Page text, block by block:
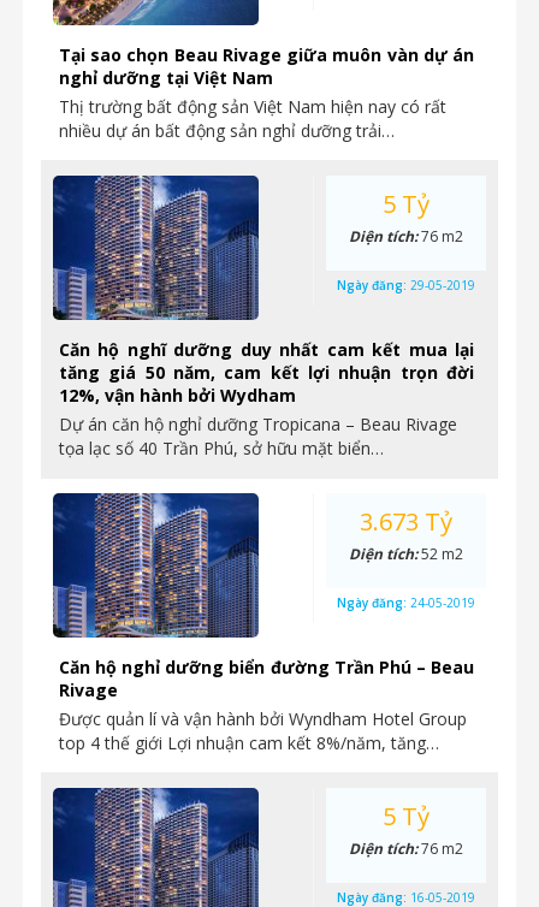
Tại sao chọn Beau Rivage giữa muôn vàn dự án
nghỉ dưỡng tại Việt Nam
Thị trường bất động sản Việt Nam hiện nay có rất
nhiều dự án bất động sản nghỉ dưỡng trải…
Căn hộ nghĩ dưỡng duy nhất cam kết mua lại
tăng giá 50 năm, cam kết lợi nhuận trọn đời
12%, vận hành bởi Wydham
Dự án căn hộ nghỉ dưỡng Tropicana – Beau Rivage
tọa lạc số 40 Trần Phú, sở hữu mặt biển…
5 Tỷ
Diện tích:76 m2
Ngày đăng: 29-05-2019
Căn hộ nghỉ dưỡng biển đường Trần Phú – Beau
Rivage
Được quản lí và vận hành bởi Wyndham Hotel Group
top 4 thế giới Lợi nhuận cam kết 8%/năm, tăng…
3.673 Tỷ
Diện tích:52 m2
Ngày đăng: 24-05-2019
5 Tỷ
Diện tích:76 m2
Ngày đăng: 16-05-2019